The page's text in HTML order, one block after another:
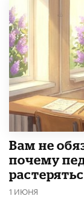
​Вам не
почему
1 ИЮНЯ